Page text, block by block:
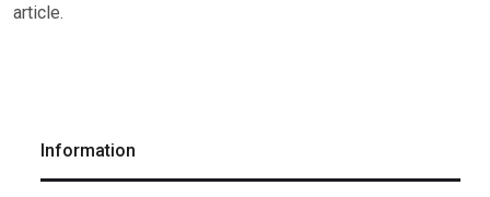
article.
Information